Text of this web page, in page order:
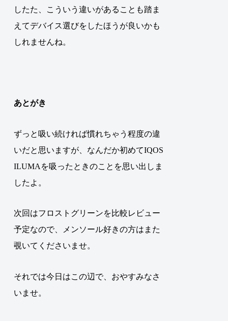
したた、こういう違いがあることも踏ま
えてデバイス選びをしたほうが良いかも
しれませんね。
あとがき
ずっと吸い続ければ慣れちゃう程度の違
いだと思いますが、なんだか初めてIQOS
ILUMAを吸ったときのことを思い出しま
したよ。
次回はフロストグリーンを比較レビュー
予定なので、メンソール好きの方はまた
覗いてくださいませ。
それでは今日はこの辺で、おやすみなさ
いませ。